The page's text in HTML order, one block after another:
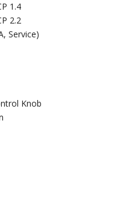
1.4
2.2
Service)
Knob